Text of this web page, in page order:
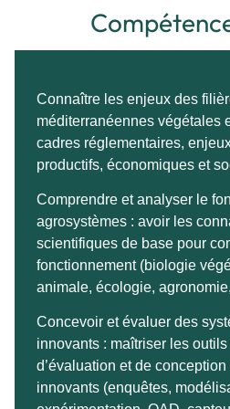
Connaître les enjeux des
méditerranéennes végétales
cadres réglementaires,
productifs, économiques et
Comprendre et analyser le
agrosystèmes : avoir les
scientifiques de base pour
fonctionnement (biologie
animale, écologie,
Concevoir et évaluer des
innovants : maîtriser les
d’évaluation et de
innovants (enquêtes,